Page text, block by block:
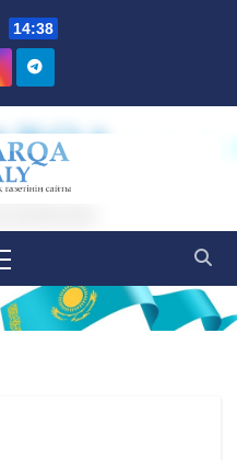
14:38